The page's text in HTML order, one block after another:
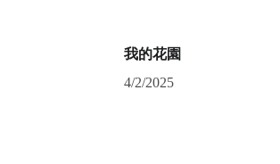
我的花園
4/2/2025